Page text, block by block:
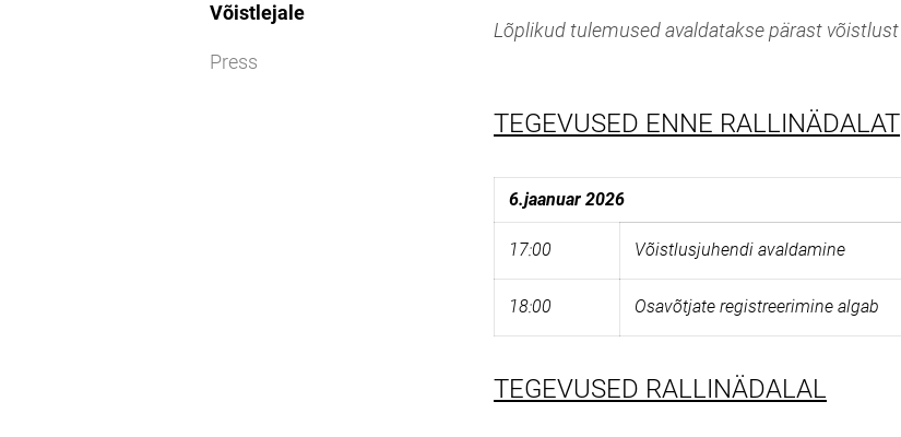
Võistlejale
Press
Lõplikud tulemused avaldatakse pärast võistlust
TEGEVUSED ENNE RALLINÄDALAT
6.jaanuar 2026
17:00 Võistlusjuhendi avaldamine
18:00 Osavõtjate registreerimine algab
TEGEVUSED RALLINÄDALAL